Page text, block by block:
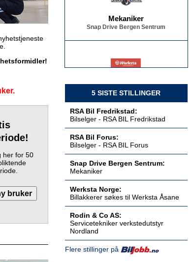
her for 50
Snap Drive Bergen Sentrum
Servicetekniker verkstedutstyr
Nordland
Servicetekniker verkstedutstyr
Østlandet
Rodin & Co AS
5 SISTE STILLINGER
RSA Bil Fredrikstad:
Bilselger - RSA BIL Fredrikstad
RSA Bil Forus:
Bilselger - RSA BIL Forus
Snap Drive Bergen Sentrum:
Mekaniker
Werksta Norge:
Billakkerer søkes til Werksta Åsane
Rodin & Co AS:
Servicetekniker verkstedutstyr
Nordland
Flere stillinger på